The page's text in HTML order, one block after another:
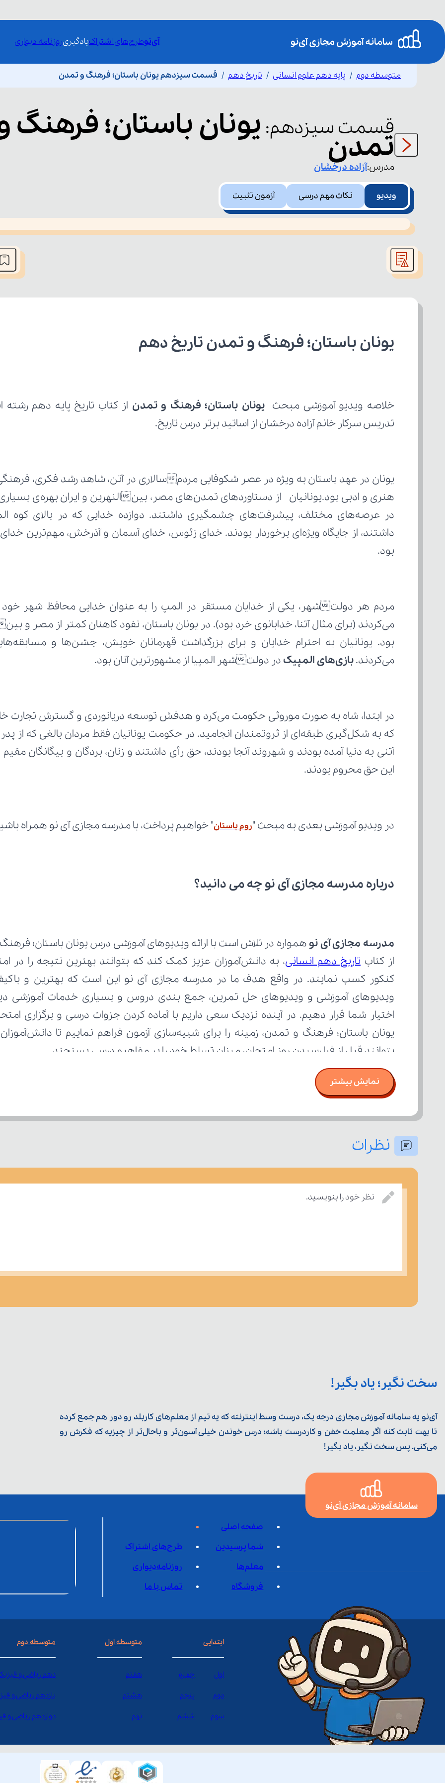
آی‌نوطرح‌های اشتراکیادگیریروزنامه دیواری
متوسطه دوم پایه دهم علوم انسانی تاریخ دهم قسمت سیزدهم یونان باستان؛ فرهنگ و تمدن
قسمت سیزدهم: یونان باستان؛ فرهنگ
تمدن
مدرس:آزادهدرخشان
ویدیو نکات مهم درسی آزمون تثبیت
This
is
window.
یونان باستان؛ فرهنگ و تمدن تاریخ دهم
خلاصه ویدیو آموزشی مبحث یونان باستان؛ فرهنگ و تمدن
تدریس سرکار خانم آزاده درخشان از اساتید برتر درس تاریخ.
بود.
می‌کردند. بازی‌های المپیک در دولتشهر المپیا از مشهورترین آنان بود.
این حق محروم بودند.
در ویدیو آموزشی بعدی به مبحث "روم باستان" خواهیم پرداخت، با مدرسه مجازی آی نو همراه
درباره مدرسه مجازی آی نو چه می‌ دانید؟
مدرسه مجازی آی نو
از کتاب تاریخ دهم انسانی
بتوانند قبل از فرا رسیدن روز امتحان، میزان تسلط خود را بر مفاهیم درسی بسنجند.
نمایش بیشتر
نظرات
نظر خود را بنویسید.
سخت نگیر؛ یاد بگیر!
آی‌نو یه سامانه آموزش مجازی درجه یک، درست وسط اینترنته که یه تیم از معلم‌‌های کاربلد رو دور هم جمع کرده
تا بهت ثابت کنه اگر معلمت خفن و کاردرست باشه؛ درس خوندن خیلی آسون‌تر و باحال‌تر از چیزیه که فکرش رو
می‌کنی. پس سخت نگیر، یاد بگیر!
سامانه آموزش مجازی آی‌نو
صفحه اصلی
شما پرسیدین
طرح‌های اشتراک
معلم‌ها
روزنامه‌دیواری
فروشگاه
تماس با ما
ابتدایی
اول چهارم
دوم پنجم
سوم ششم
متوسطه اول
هفتم
هشتم
نهم
متوسطه دوم
دهم ریاضی و
یازدهم ریاضی و
دوازدهم ریاضی و